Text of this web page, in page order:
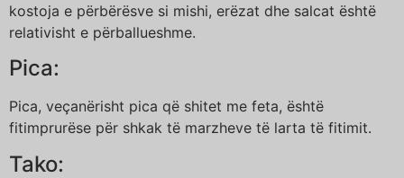
kostoja e përbërësve si mishi, erëzat dhe salcat është
relativisht e përballueshme.
Pica:
Pica, veçanërisht pica që shitet me feta, është
fitimprurëse për shkak të marzheve të larta të fitimit.
Tako: